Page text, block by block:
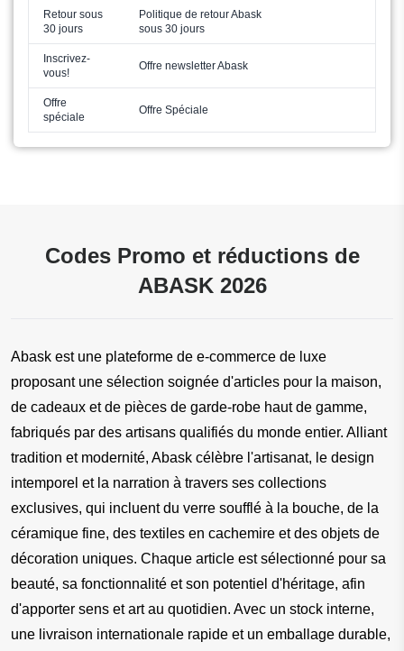
Retour sous
30 jours
Politique de retour Abask
sous 30 jours
Inscrivez-
vous!
Offre newsletter Abask
Offre
spéciale
Offre Spéciale
Codes Promo et réductions de
ABASK 2026
Abask est une plateforme de e-commerce de luxe
proposant une sélection soignée d'articles pour la maison,
de cadeaux et de pièces de garde-robe haut de gamme,
fabriqués par des artisans qualifiés du monde entier. Alliant
tradition et modernité, Abask célèbre l'artisanat, le design
intemporel et la narration à travers ses collections
exclusives, qui incluent du verre soufflé à la bouche, de la
céramique fine, des textiles en cachemire et des objets de
décoration uniques. Chaque article est sélectionné pour sa
beauté, sa fonctionnalité et son potentiel d'héritage, afin
d'apporter sens et art au quotidien. Avec un stock interne,
une livraison internationale rapide et un emballage durable,